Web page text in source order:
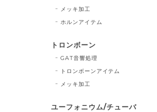
メッキ加工
ホルンアイテム
トロンボーン
GAT音響処理
トロンボーンアイテム
メッキ加工
ユーフォニウム/チューバ